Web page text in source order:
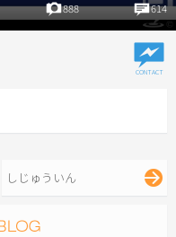
888 614
しじゅういん